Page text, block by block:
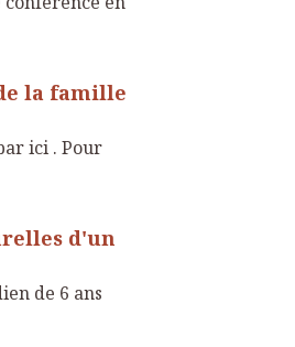
la famille
ici . Pour
d'un
de 6 ans